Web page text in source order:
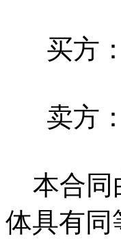
买方：
卖方：
本合同
体具有同